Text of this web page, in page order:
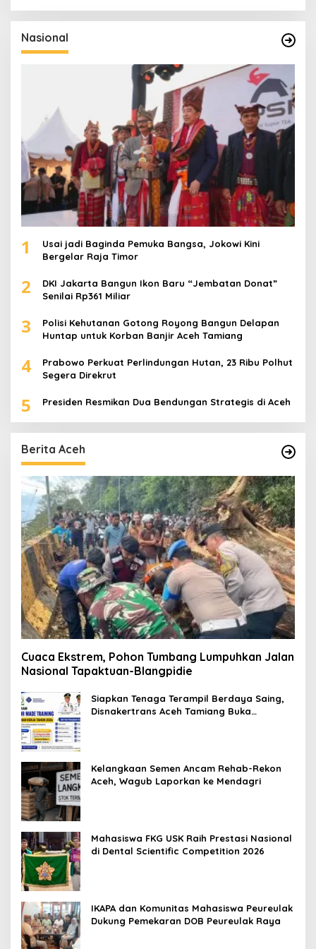
i
u
n
t
Nasional
1
Usai jadi Baginda Pemuka Bangsa, Jokowi Kini
Bergelar Raja Timor
2
DKI Jakarta Bangun Ikon Baru “Jembatan Donat”
Senilai Rp361 Miliar
3
Polisi Kehutanan Gotong Royong Bangun Delapan
Huntap untuk Korban Banjir Aceh Tamiang
4
Prabowo Perkuat Perlindungan Hutan, 23 Ribu Polhut
Segera Direkrut
5 Presiden Resmikan Dua Bendungan Strategis di Aceh
Berita Aceh
Cuaca Ekstrem, Pohon Tumbang Lumpuhkan Jalan
Nasional Tapaktuan-Blangpidie
Siapkan Tenaga Terampil Berdaya Saing,
Disnakertrans Aceh Tamiang Buka
Kelangkaan Semen Ancam Rehab-Rekon
Aceh, Wagub Laporkan ke Mendagri
Mahasiswa FKG USK Raih Prestasi Nasional
di Dental Scientific Competition 2026
IKAPA dan Komunitas Mahasiswa Peureulak
Dukung Pemekaran DOB Peureulak Raya